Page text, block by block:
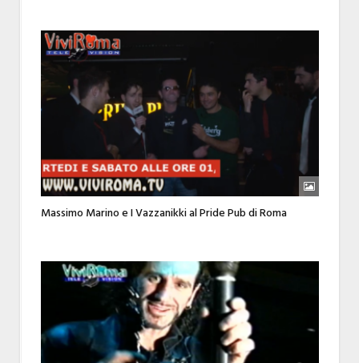
Massimo Marino e I Vazzanikki al Pride Pub di Roma